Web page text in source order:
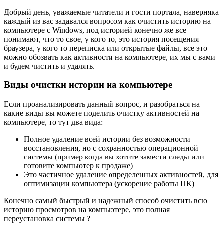
Добрый день, уважаемые читатели и гости портала, наверняка
каждый из вас задавался вопросом как очистить историю на
компьютере с Windows, под историей конечно же все
понимают, что то свое, у кого то, это история посещения
браузера, у кого то переписка или открытые файлы, все это
можно обозвать как активности на компьютере, их мы с вами
и будем чистить и удалять.
Виды очистки истории на компьютере
Если проанализировать данный вопрос, и разобраться на
какие виды вы можете поделить очистку активностей на
компьютере, то тут два вида:
Полное удаление всей истории без возможности
восстановления, но с сохранностью операционной
системы (пример когда вы хотите замести следы или
готовите компьютер к продаже)
Это частичное удаление определенных активностей, для
оптимизации компьютера (ускорение работы ПК)
Конечно самый быстрый и надежный способ очистить всю
историю просмотров на компьютере, это полная
переустановка системы ?